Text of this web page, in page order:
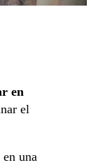
en
el
una